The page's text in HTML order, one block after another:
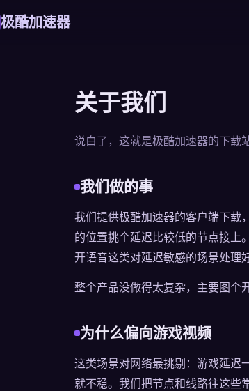
极酷加速器
关于我们
说白了，这就是极酷加速器的下载
我们做的事
我们提供极酷加速器的客户端下载
的位置挑个延迟比较低的节点接上
开语音这类对延迟敏感的场景处理好
整个产品没做得太复杂，主要图个
为什么偏向游戏视频
这类场景对网络最挑剔：游戏延迟
就不稳。我们把节点和线路往这些